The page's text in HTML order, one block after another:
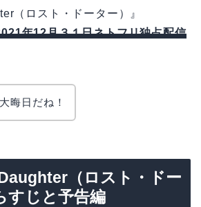
（ロスト・ドーター）』
年12月３１日ネトフリ独占配信
晦日だね！
（ロスト・ドー
すじと予告編